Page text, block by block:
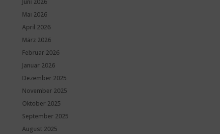
Juni 2026
Mai 2026
April 2026
März 2026
Februar 2026
Januar 2026
Dezember 2025
November 2025
Oktober 2025
September 2025
August 2025